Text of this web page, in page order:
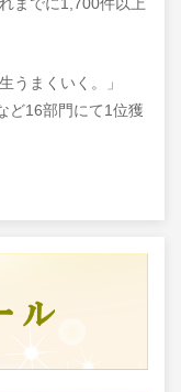
うまくいく。」
ど16部門にて1位獲